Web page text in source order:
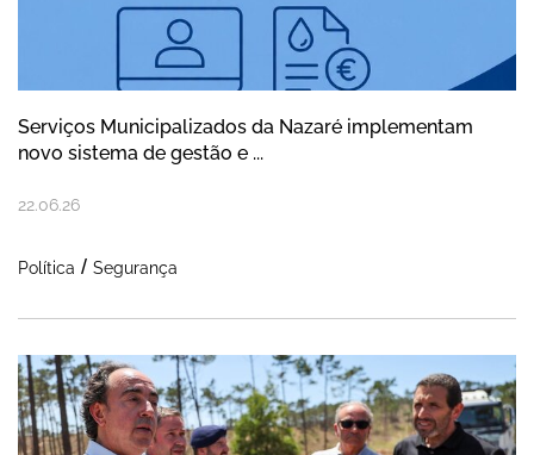
Serviços Municipalizados da Nazaré implementam
novo sistema de gestão e ...
22.06.26
Política Segurança
Secretário de Estado acompanha